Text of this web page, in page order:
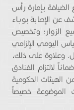
بإمارة رأس
عن الإصابة بوباء
لجميع الزوار؛ وتخصيص
اليومي الإلزامي
وعلاوة على ذلك،
لالتزام الفنادق
الهيئات الحكومية
الموضوعة خصيصاً